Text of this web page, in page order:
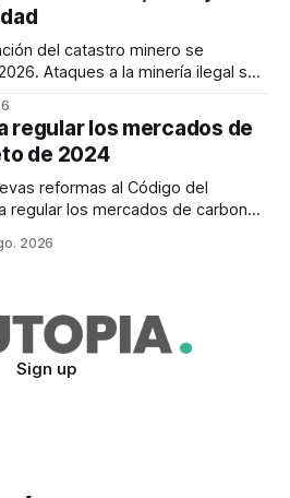
del catastro minero se
Ataques a la minería ilegal se
regular los mercados de
de 2024
reformas al Código del
regular los mercados de carbono,
2026
Sign up